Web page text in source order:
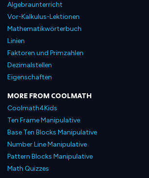
Algebraunterricht
Vor-Kalkulus-Lektionen
Mathematikwörterbuch
Linien
Faktoren und Primzahlen
Dezimalstellen
Eigenschaften
MORE FROM COOLMATH
Coolmath4Kids
Ten Frame Manipulative
Base Ten Blocks Manipulative
Number Line Manipulative
Pattern Blocks Manipulative
Math Quizzes